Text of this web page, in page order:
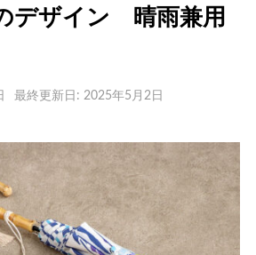
デザイン 晴雨兼用
最終更新日: 2025年5月2日